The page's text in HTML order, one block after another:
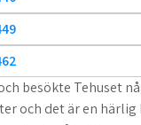
besökte Tehuset
och det är en